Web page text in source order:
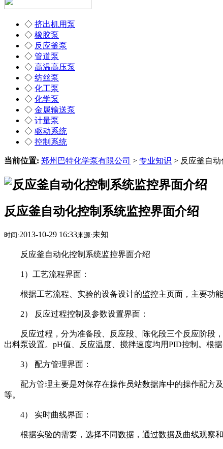
◇ 挤出机用泵
◇ 橡胶泵
◇ 反应釜泵
◇ 管道泵
◇ 高温高压泵
◇ 纺丝泵
◇ 化工泵
◇ 化学泵
◇ 金属输送泵
◇ 计量泵
◇ 驱动系统
◇ 控制系统
当前位置: 郑州巴特化学泵有限公司 > 专业知识 > 反应釜自
反应釜自动化控制系统监控界面介绍
时间:2013-10-29 16:33来源:未知
反应釜自动化控制系统监控界面介绍
1）工艺流程界面：
根据工艺流程、实验的设备设计的监控主页面，主要功能
2） 反应过程控制及参数设置界面：
反应过程，分为准备段、反应段、陈化段三个反应阶段，
出料泵设置。pH值、反应温度、搅拌速度均用PID控制。根
3） 配方管理界面：
配方管理主要是对保存在操作员站数据库中的操作配方及
等。
4） 实时曲线界面：
根据实验的需要，选择不同数据，通过数据及曲线观察和